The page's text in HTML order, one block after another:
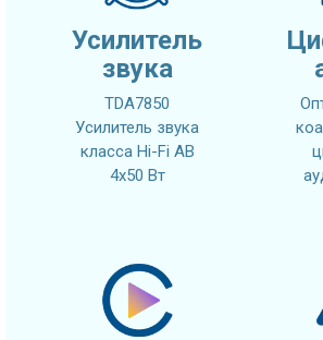
Усилитель
звука
TDA7850
Усилитель звука
класса Hi-Fi AB
4x50 Вт